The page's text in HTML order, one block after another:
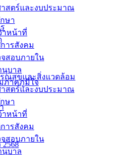
สตร์และงบประมาณ
ษา
าหน้าที่
ารสังคม
สอบภายใน
บาล
ภาคภูมิใจ
2568
ณสุขและสิ่งแวดล้อม
สตร์และงบประมาณ
ษา
าหน้าที่
ารสังคม
สอบภายใน
นุบาล